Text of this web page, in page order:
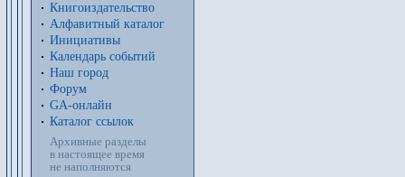
Книгоиздательство
Алфавитный каталог
Инициативы
Календарь событий
Наш город
Форум
GA-онлайн
Каталог ссылок
Архивные разделы
в настоящее время
не наполняются